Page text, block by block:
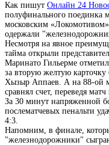
Как пишут Онлайн 24
полуфинального поединка
московским
одержали
Несмотря на явное
тайма открыли
Маринато Гильерме
за вторую желтую
Хызыр Аппаев. А на 88-ой
сравнял счет, переведя
За 30 минут напряженной
послематчевых пенальти
4:3.
Напомним, в финале,
"железнодорожники"